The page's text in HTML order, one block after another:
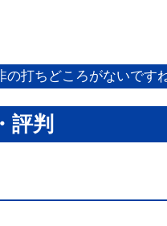
打ちどころがないですね
評判